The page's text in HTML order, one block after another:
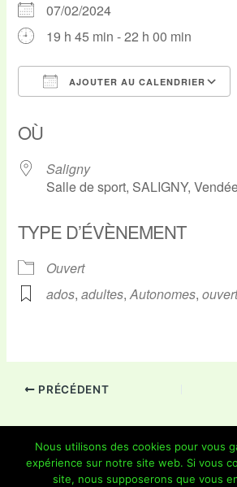
07/02/2024
19 h 45 min - 22 h 00 min
AJOUTER AU CALENDRIER
OÙ
Saligny
Salle de sport, SALIGNY,
TYPE D’ÉVÈNEMENT
Ouvert
ados,adultes,Autonomes,
PRÉCÉDENT
Copyright © 2026 Je Grimpe 85 |
Nous utilisons des cookies pour vous
expérience sur notre site web. Si vous
site, nous supposerons que vous